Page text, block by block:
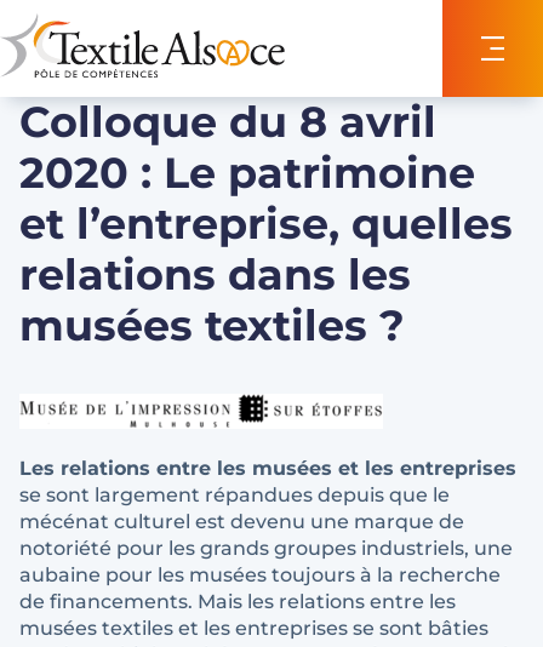
Colloque du 8 avril
2020 : Le patrimoine
et l’entreprise, quelles
relations dans les
musées textiles ?
Les relations entre les musées et les entreprises
se sont largement répandues depuis que le
mécénat culturel est devenu une marque de
notoriété pour les grands groupes industriels, une
aubaine pour les musées toujours à la recherche
de financements. Mais les relations entre les
musées textiles et les entreprises se sont bâties
Panneau de gestion des cookies